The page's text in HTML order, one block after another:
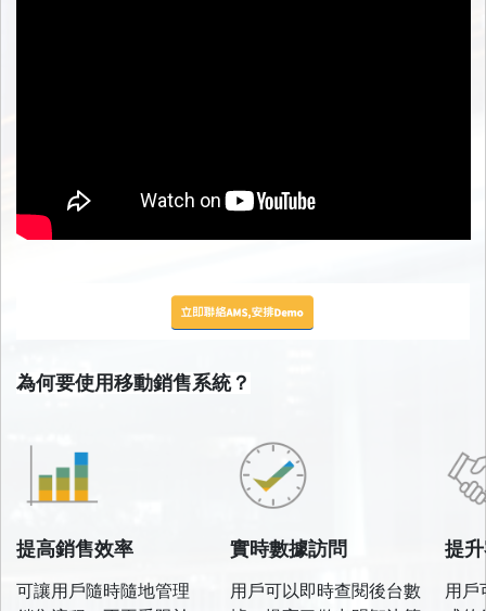
為何要使用移動銷售系統？
提高銷售效率 實時數據訪問 提
可讓用戶隨時隨地管理
用戶可以即時查閱後台數
用戶